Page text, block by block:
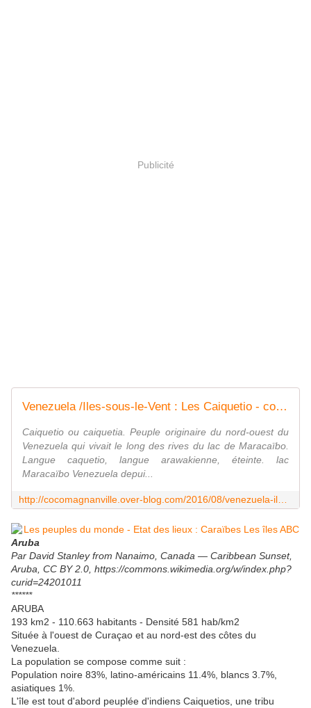
Publicité
Venezuela /Iles-sous-le-Vent : Les Caiquetio - coco Magnanville
Caiquetio ou caiquetia. Peuple originaire du nord-ouest du
Venezuela qui vivait le long des rives du lac de Maracaïbo.
Langue caquetio, langue arawakienne, éteinte. lac
Maracaïbo Venezuela depui...
Aruba
Par David Stanley from Nanaimo, Canada — Caribbean Sunset,
Aruba, CC BY 2.0, https://commons.wikimedia.org/w/index.php?
curid=24201011
******
ARUBA
193 km2 - 110.663 habitants - Densité 581 hab/km2
Située à l'ouest de Curaçao et au nord-est des côtes du
Venezuela.
La population se compose comme suit :
Population noire 83%, latino-américains 11.4%, blancs 3.7%,
asiatiques 1%.
L'île est tout d'abord peuplée d'indiens Caiquetios, une tribu